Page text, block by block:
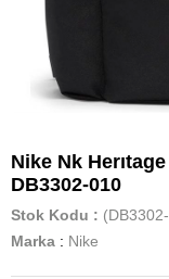
Nike Nk
DB3302-010
Stok Kodu
Marka : Nike